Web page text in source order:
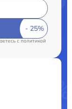
cполитикой